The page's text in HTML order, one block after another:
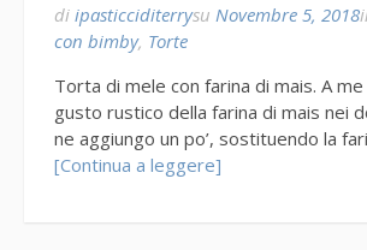
di ipasticciditerrysu Novembre 5, 2018
con bimby, Torte
Torta di mele con farina di mais. A
gusto rustico della farina di mais nei
ne aggiungo un po’, sostituendo la
[Continua a leggere]